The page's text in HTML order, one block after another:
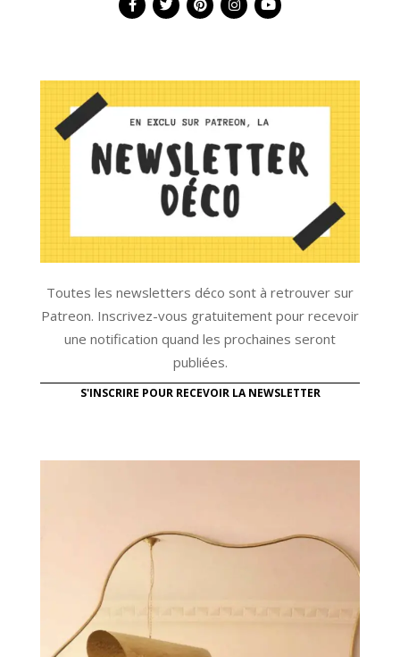
Toutes les newsletters déco sont à retrouver sur
Patreon. Inscrivez-vous gratuitement pour recevoir
une notification quand les prochaines seront
publiées.
S'INSCRIRE POUR RECEVOIR LA NEWSLETTER